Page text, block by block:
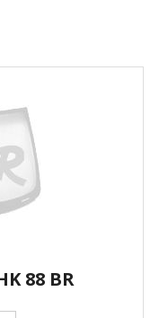
88 BR